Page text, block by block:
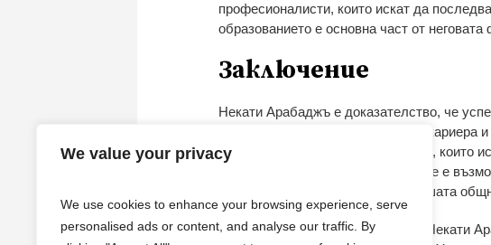
We value your privacy
We use cookies to enhance your browsing experience, serve
personalised ads or content, and analyse our traffic. By
професионалисти, които искат да
образованието е основна част от
Заключение
Некати Арабаджъ е доказателство, че
потърсена възможност. Неговата
вдъхновение за многобройни хора, които
своя стъпка, Арабаджъ показва, че е
живот, както и да се грижим за нашата
Ако искате да научите повече за Некати